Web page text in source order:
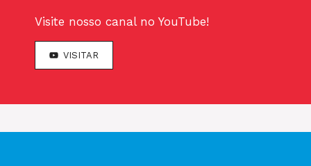
Visite nosso canal no YouTube!
VISITAR